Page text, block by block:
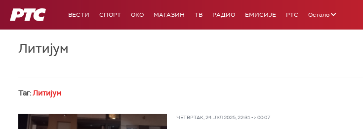
РТС ВЕСТИ СПОРТ OKO МАГАЗИН ТВ РАДИО ЕМИСИЈЕ РТС Остало
Литијум
Таг:Литијум
ЧЕТВРТАК, 24. ЈУЛ 2025, 22:31 -> 00:07